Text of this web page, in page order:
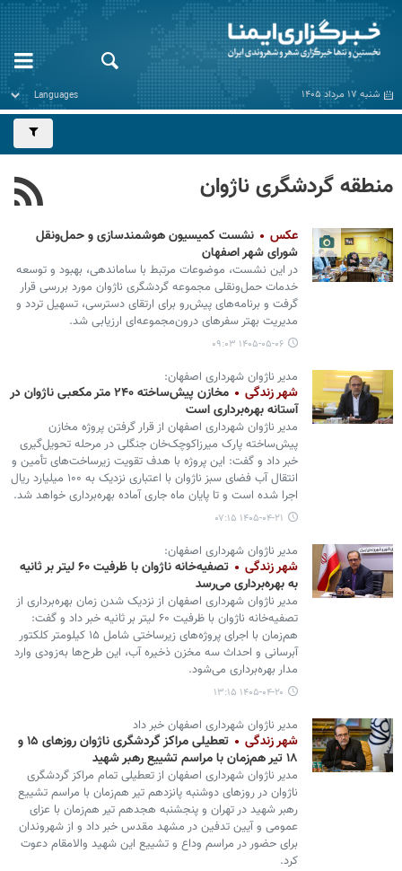
شنبه ۱۷ مرداد ۱۴۰۵
منطقه گردشگری ناژوان
عکس
نشست کمیسیون هوشمندسازی و حمل‌ونقل
شورای شهر اصفهان
در این نشست، موضوعات مرتبط با ساماندهی، بهبود و توسعه
خدمات حمل‌ونقلی مجموعه گردشگری ناژوان مورد بررسی قرار
گرفت و برنامه‌های پیش‌رو برای ارتقای دسترسی، تسهیل تردد و
مدیریت بهتر سفرهای درون‌مجموعه‌ای ارزیابی شد.
۱۴۰۵-۰۵-۰۶ ۰۹:۰۳
مدیر ناژوان شهرداری اصفهان:
شهر زندگی
مخازن پیش‌ساخته ۲۴۰ متر مکعبی ناژوان در
آستانه بهره‌برداری است
مدیر ناژوان شهرداری اصفهان از قرار گرفتن پروژه مخازن
پیش‌ساخته پارک میرزاکوچک‌خان جنگلی در مرحله تحویل‌گیری
خبر داد و گفت: این پروژه با هدف تقویت زیرساخت‌های تأمین و
انتقال آب فضای سبز ناژوان با اعتباری نزدیک به ۱۰۰ میلیارد ریال
اجرا شده است و تا پایان ماه جاری آماده بهره‌برداری خواهد شد.
۱۴۰۵-۰۴-۲۱ ۰۷:۱۵
مدیر ناژوان شهرداری اصفهان:
شهر زندگی
تصفیه‌خانه ناژوان با ظرفیت ۶۰ لیتر بر ثانیه
به بهره‌برداری می‌رسد
مدیر ناژوان شهرداری اصفهان از نزدیک شدن زمان بهره‌برداری از
تصفیه‌خانه ناژوان با ظرفیت ۶۰ لیتر بر ثانیه خبر داد و گفت:
هم‌زمان با اجرای پروژه‌های زیرساختی شامل ۱۵ کیلومتر کلکتور
آبرسانی و احداث سه مخزن ذخیره آب، این طرح‌ها به‌زودی وارد
مدار بهره‌برداری می‌شود.
۱۴۰۵-۰۴-۲۰ ۱۳:۱۵
مدیر ناژوان شهرداری اصفهان خبر داد
شهر زندگی
تعطیلی مراکز گردشگری ناژوان روزهای ۱۵ و
۱۸ تیر هم‌زمان با مراسم تشییع رهبر شهید
مدیر ناژوان شهرداری اصفهان از تعطیلی تمام مراکز گردشگری
ناژوان در روزهای دوشنبه پانزدهم تیر هم‌زمان با مراسم تشییع
رهبر شهید در تهران و پنجشنبه هجدهم تیر هم‌زمان با عزای
عمومی و آیین تدفین در مشهد مقدس خبر داد و از شهروندان
برای حضور در مراسم وداع و تشییع این شهید والامقام دعوت
کرد.